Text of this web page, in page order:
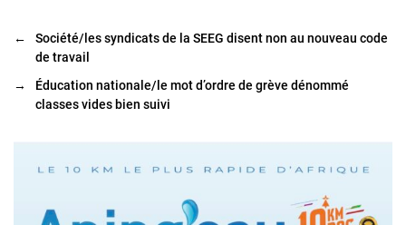
←
Société/les syndicats de la SEEG disent non au nouveau code
de travail
→
Éducation nationale/le mot d’ordre de grève dénommé
classes vides bien suivi